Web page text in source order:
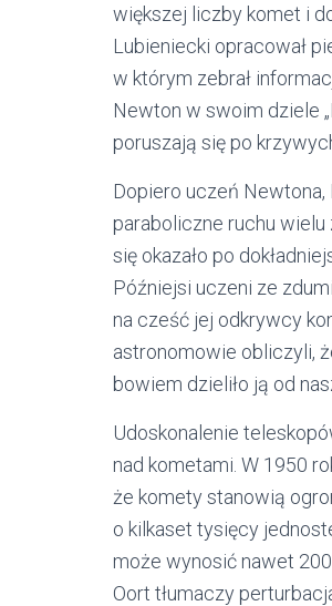
większej liczby komet i
Lubieniecki opracował
w którym zebrał
Newton w swoim dziele
poruszają się po
Dopiero uczeń Newtona,
paraboliczne ruchu wielu
się okazało po
Późniejsi uczeni ze
na cześć jej odkrywcy
astronomowie obliczyli,
bowiem dzieliło ją od
Udoskonalenie
nad kometami. W 1950
że komety stanowią
o kilkaset tysięcy
może wynosić nawet
Oort tłumaczy